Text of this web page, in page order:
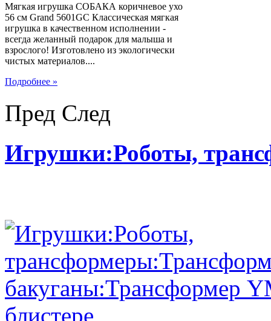
Мягкая игрушка СОБАКА коричневое ухо
56 см Grand 5601GC Классическая мягкая
игрушка в качественном исполнении -
всегда желанный подарок для малыша и
взрослого! Изготовлено из экологически
чистых материалов....
Подробнее »
Пред След
Игрушки:Роботы,